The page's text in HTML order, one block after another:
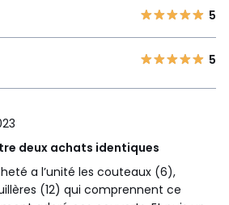
5
5
deux achats identiques
a l’unité les couteaux (6),
(12) qui comprennent ce